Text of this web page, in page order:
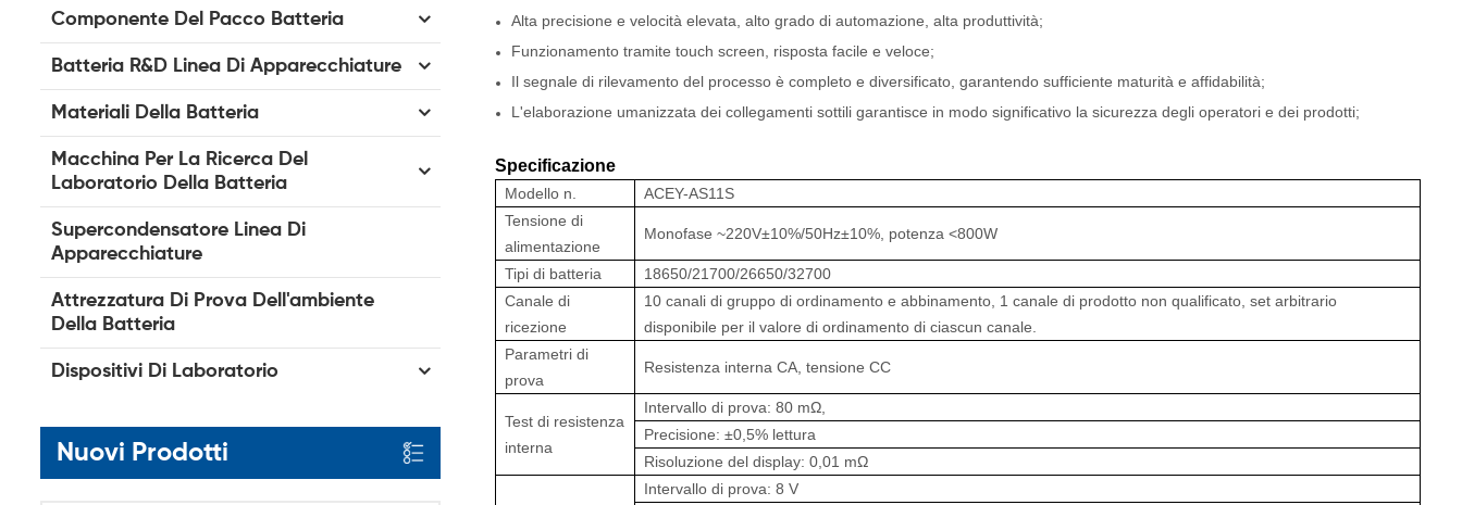
Componente Del Pacco Batteria
Batteria R&D Linea Di Apparecchiature
Materiali Della Batteria
Macchina Per La Ricerca Del
Laboratorio Della Batteria
Supercondensatore Linea Di
Apparecchiature
Attrezzatura Di Prova Dell'ambiente
Della Batteria
Dispositivi Di Laboratorio
Nuovi Prodotti
Alta precisione e velocità elevata, alto grado di automazione, alta produttività;
Funzionamento tramite touch screen, risposta facile e veloce;
Il segnale di rilevamento del processo è completo e diversificato, garantendo sufficiente maturità e affidabilità;
L'elaborazione umanizzata dei collegamenti sottili garantisce in modo significativo la sicurezza degli operatori e dei prodotti;
Specificazione
Modello n.
ACEY-AS11S
Tensione di
alimentazione
Monofase ~220V±10%/50Hz±10%, potenza <800W
Tipi di batteria
18650/21700/26650/32700
Canale di
ricezione
10 canali di gruppo di ordinamento e abbinamento, 1 canale di prodotto non qualificato, set arbitrario
disponibile per il valore di ordinamento di ciascun canale.
Parametri di
prova
Resistenza interna CA, tensione CC
Test di resistenza
interna
Intervallo di prova: 80 mΩ,
Precisione: ±0,5% lettura
Risoluzione del display: 0,01 mΩ
Intervallo di prova: 8 V